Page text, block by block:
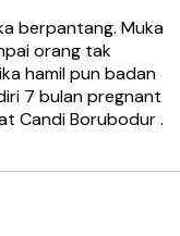
berpantang. Muka
orang tak
hamil pun badan
7 bulan pregnant
Candi Borubodur .